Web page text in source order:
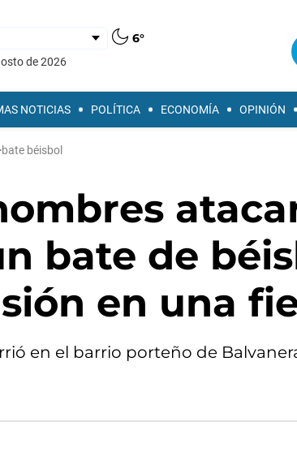
6°
de 2026
NOTICIAS POLÍTICA ECONOMÍA OPINIÓN
bate béisbol
bate de
en una
en el barrio porteño de